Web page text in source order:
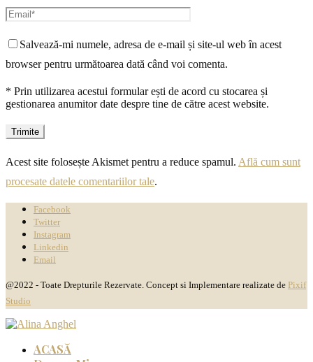
Salvează-mi numele, adresa de e-mail și site-ul web în acest
browser pentru următoarea dată când voi comenta.
* Prin utilizarea acestui formular ești de acord cu stocarea și
gestionarea anumitor date despre tine de către acest website.
Acest site folosește Akismet pentru a reduce spamul. Află cum sunt
procesate datele comentariilor tale.
Facebook
Twitter
Instagram
Linkedin
Email
@2022 - Toate Drepturile Rezervate. Concept si Implementare realizate de Pixif
Studio
ACASĂ